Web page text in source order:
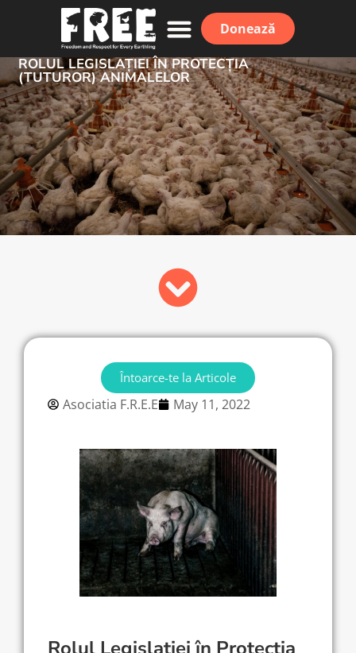
Donează
ROLUL LEGISLAȚIEI ÎN PROTECȚIA
(TUTUROR) ANIMALELOR
Întoarce-te la Articole
Asociatia F.R.E.E May 11, 2022